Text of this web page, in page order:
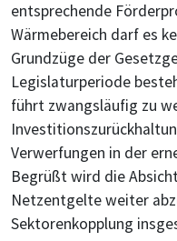
entsprechende
Wärmebereich darf es
Grundzüge der
Legislaturperiode
führt zwangsläufig zu
Verwerfungen in der
Begrüßt wird die
Netzentgelte weiter
Sektorenkopplung